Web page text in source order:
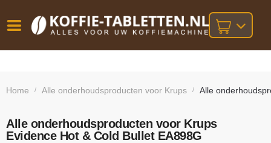
besteld,
bij orders
Home / Alle onderhoudsproducten voor Krups / Alle
Alle onderhoudsproducten voor Krups
Evidence Hot & Cold Bullet EA898G